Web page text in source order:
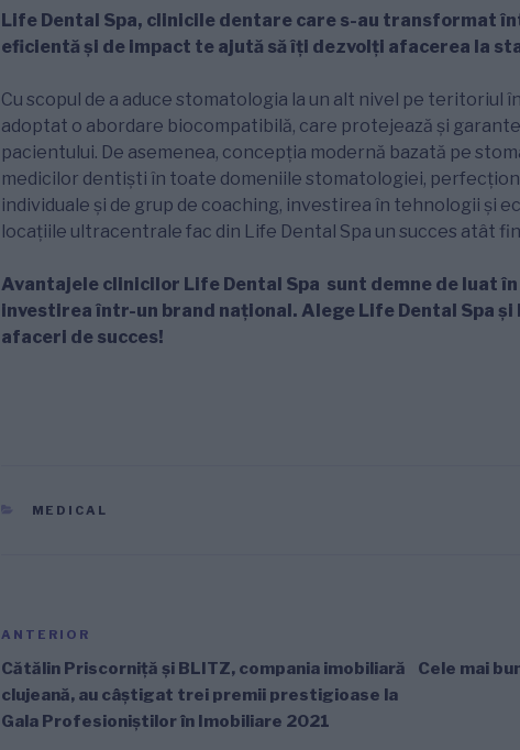
Life Dental Spa, clinicile dentare care s-au transformat
eficientă și de impact te ajută să îți dezvolți afacerea la
Cu scopul de a aduce stomatologia la un alt nivel pe teritoriul
adoptat o abordare biocompatibilă, care protejează și
pacientului. De asemenea, concepția modernă bazată pe
medicilor dentiști în toate domeniile stomatologiei,
individuale și de grup de coaching, investirea în tehnologii și
locațiile ultracentrale fac din Life Dental Spa un succes atât
Avantajele clinicilor Life Dental Spa sunt demne de luat
investirea într-un brand național. Alege Life Dental Spa și
afaceri de succes!
CATEGORII
MEDICAL
Navigare
în
articole
Articolul
anterior
ANTERIOR
Cătălin Priscorniță și BLITZ, compania imobiliară
clujeană, au câștigat trei premii prestigioase la
Gala Profesioniștilor în Imobiliare 2021
Cele mai